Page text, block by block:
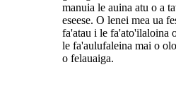
manuia le auina atu o a
eseese. O lenei mea ua
fa'atau i le fa'ato'ilaloina
le fa'aulufaleina mai o
o felauaiga.